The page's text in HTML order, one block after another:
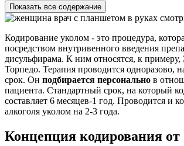
Показать все содержание
Кодирование уколом - это процедура,
посредством внутривенного введения
дисульфирама. К ним относятся, к примеру,
Торпедо. Терапия проводится одноразово,
срок. Он подбирается персонально в
пациента. Стандартный срок, на который
составляет 6 месяцев-1 год. Проводится и
алкоголя уколом на 2-3 года.
Концепция кодирования от